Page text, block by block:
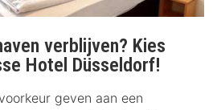
kosten in rekening worden
kunnen niet worden
op met de accommodatie
ter plaatse te reserveren.
verblijven? Kies
Hotel Düsseldorf!
geven aan een